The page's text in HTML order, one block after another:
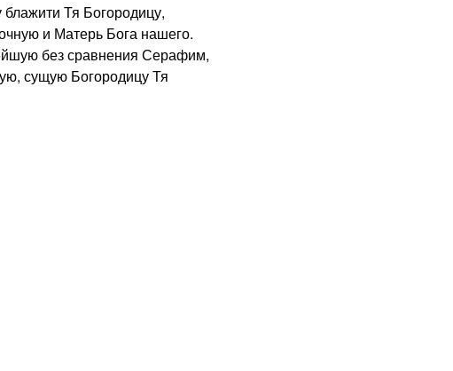
Тя Богородицу,
и Матерь Бога нашего.
без сравнения Серафим,
сущую Богородицу Тя